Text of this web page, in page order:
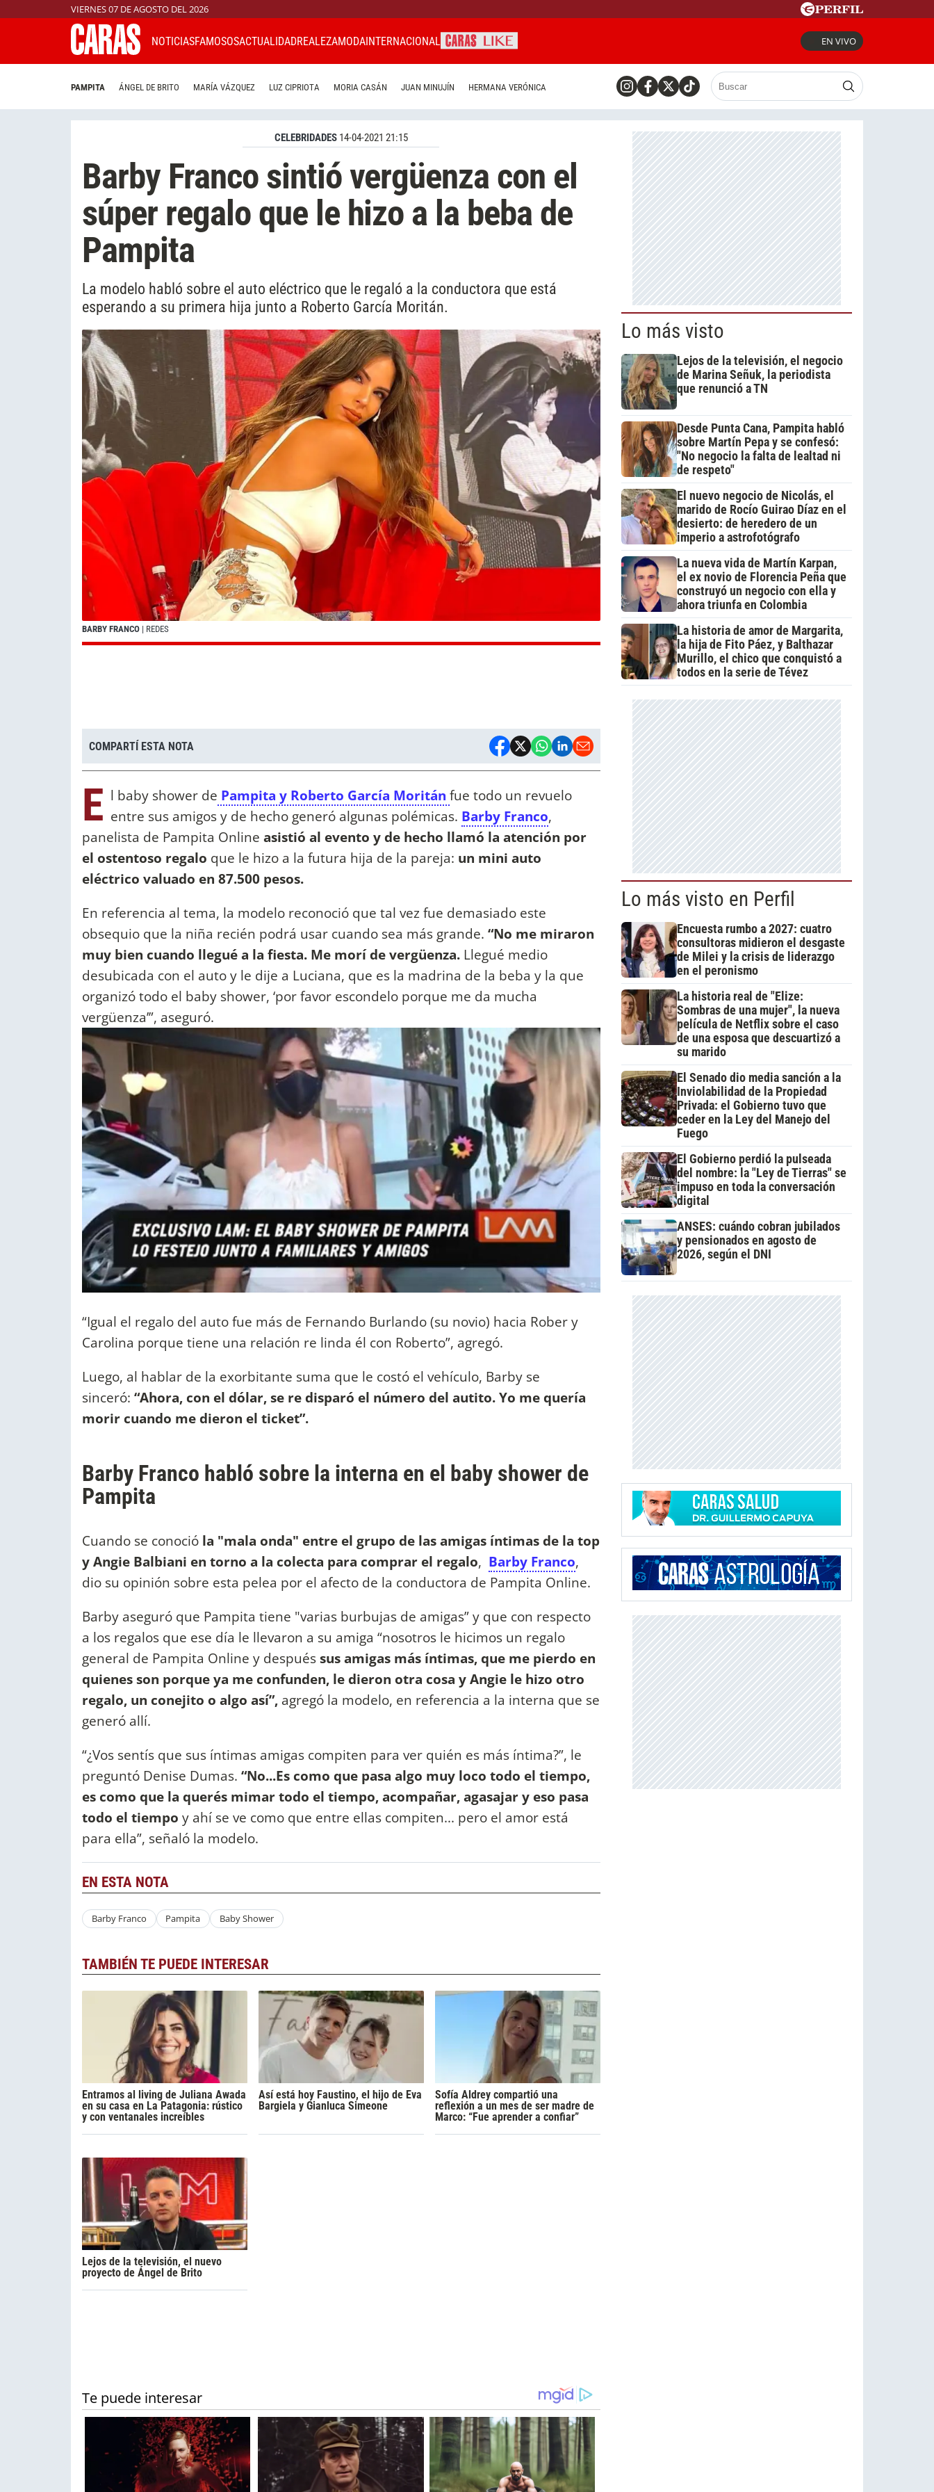
VIERNES 07 DE AGOSTO DEL 2026
NOTICIASFAMOSOSACTUALIDADREALEZAMODAINTERNACIONAL EN VIVO
PAMPITA ÁNGEL DE BRITO MARÍA VÁZQUEZ LUZ CIPRIOTA MORIA CASÁN JUAN MINUJÍN HERMANA VERÓNICA
CELEBRIDADES 14-04-2021 21:15
Barby Franco sintió vergüenza con el
súper regalo que le hizo a la beba de
Pampita
La modelo habló sobre el auto eléctrico que le regaló a la conductora que está
esperando a su primera hija junto a Roberto García Moritán.
BARBY FRANCO | REDES
COMPARTÍ ESTA NOTA
E l baby shower de Pampita y Roberto García Moritán fue todo un revuelo
entre sus amigos y de hecho generó algunas polémicas. Barby Franco,
panelista de Pampita Online asistió al evento y de hecho llamó la atención por
el ostentoso regalo que le hizo a la futura hija de la pareja: un mini auto
eléctrico valuado en 87.500 pesos.
En referencia al tema, la modelo reconoció que tal vez fue demasiado este
obsequio que la niña recién podrá usar cuando sea más grande. “No me miraron
muy bien cuando llegué a la fiesta. Me morí de vergüenza. Llegué medio
desubicada con el auto y le dije a Luciana, que es la madrina de la beba y la que
organizó todo el baby shower, ‘por favor escondelo porque me da mucha
vergüenza’”, aseguró.
“Igual el regalo del auto fue más de Fernando Burlando (su novio) hacia Rober y
Carolina porque tiene una relación re linda él con Roberto”, agregó.
Luego, al hablar de la exorbitante suma que le costó el vehículo, Barby se
sinceró: “Ahora, con el dólar, se re disparó el número del autito. Yo me quería
morir cuando me dieron el ticket”.
Barby Franco habló sobre la interna en el baby shower de
Pampita
Cuando se conoció la "mala onda" entre el grupo de las amigas íntimas de la top
y Angie Balbiani en torno a la colecta para comprar el regalo, Barby Franco,
dio su opinión sobre esta pelea por el afecto de la conductora de Pampita Online.
Barby aseguró que Pampita tiene "varias burbujas de amigas” y que con respecto
a los regalos que ese día le llevaron a su amiga “nosotros le hicimos un regalo
general de Pampita Online y despuéssus amigas más íntimas, que me pierdo en
quienes son porque ya me confunden, le dieron otra cosa y Angie le hizo otro
regalo, un conejito o algo así”, agregó la modelo, en referencia a la interna que se
generó allí.
“¿Vos sentís que sus íntimas amigas compiten para ver quién es más íntima?”, le
preguntó Denise Dumas. “No...Es como que pasa algo muy loco todo el tiempo,
es como que la querés mimar todo el tiempo, acompañar, agasajar y eso pasa
todo el tiempo y ahí se ve como que entre ellas compiten... pero el amor está
para ella”, señaló la modelo.
EN ESTA NOTA
Barby Franco Pampita Baby Shower
TAMBIÉN TE PUEDE INTERESAR
Entramos al living de Juliana Awada
en su casa en La Patagonia: rústico
y con ventanales increíbles
Así está hoy Faustino, el hijo de Eva
Bargiela y Gianluca Simeone
Sofía Aldrey compartió una
reflexión a un mes de ser madre de
Marco: “Fue aprender a confiar”
Lejos de la televisión, el nuevo
proyecto de Ángel de Brito
Lo más visto
Lejos de la televisión, el negocio
de Marina Señuk, la periodista
que renunció a TN
Desde Punta Cana, Pampita habló
sobre Martín Pepa y se confesó:
"No negocio la falta de lealtad ni
de respeto"
El nuevo negocio de Nicolás, el
marido de Rocío Guirao Díaz en el
desierto: de heredero de un
imperio a astrofotógrafo
La nueva vida de Martín Karpan,
el ex novio de Florencia Peña que
construyó un negocio con ella y
ahora triunfa en Colombia
La historia de amor de Margarita,
la hija de Fito Páez, y Balthazar
Murillo, el chico que conquistó a
todos en la serie de Tévez
Lo más visto en Perfil
Encuesta rumbo a 2027: cuatro
consultoras midieron el desgaste
de Milei y la crisis de liderazgo
en el peronismo
La historia real de "Elize:
Sombras de una mujer", la nueva
película de Netflix sobre el caso
de una esposa que descuartizó a
su marido
El Senado dio media sanción a la
Inviolabilidad de la Propiedad
Privada: el Gobierno tuvo que
ceder en la Ley del Manejo del
Fuego
El Gobierno perdió la pulseada
del nombre: la "Ley de Tierras" se
impuso en toda la conversación
digital
ANSES: cuándo cobran jubilados
y pensionados en agosto de
2026, según el DNI